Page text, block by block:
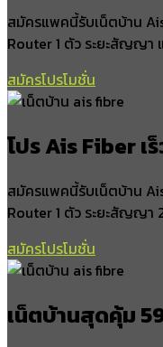
โนนสูง
สร้างแซ่ง
อำเภอชื่นชม
ชื่นชม
เหล่าดอกไม้
หนองกุง
โคกสะอาด
กุดปลาค้าว
อำเภอนาเชือก
นาเชือก
หนองโพธิ์
สมัครแพคนี้รับเน็ตบ้าน
Router 1 ตัว ระยะสัญญา
สมัครโปรโมชั่น
โปร Ais Fiber เ
สมัครแพคนี้รับเน็ตบ้าน
Router 1 ตัว ระยะสัญญา
สมัครโปรโมชั่น
เน็ตบ้านสุดคุ้ม